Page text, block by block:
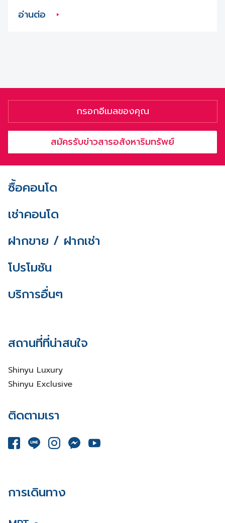
อ่านต่อ
สมัครรับข่าวสารอสังหาริมทรัพย์
ซื้อคอนโด
เช่าคอนโด
ฝากขาย / ฝากเช่า
โปรโมชัน
บริการอื่นๆ
สถานที่ที่น่าสนใจ
Shinyu Luxury
Shinyu Exclusive
ติดตามเรา
การเดินทาง